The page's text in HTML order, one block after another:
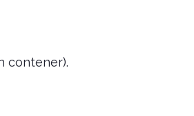
contener).